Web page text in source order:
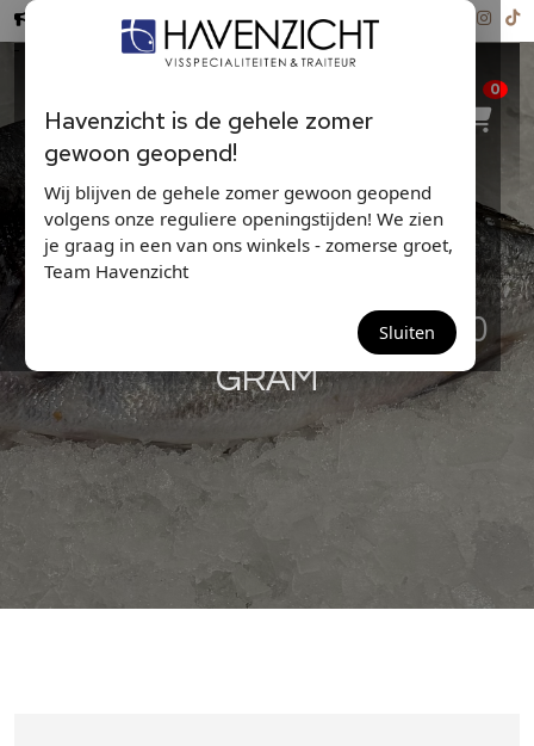
Havenzicht is de gehele zomer
gewoon geopend!
Wij blijven de gehele zomer gewoon geopend
volgens onze reguliere openingstijden! We zien
je graag in een van ons winkels - zomerse groet,
Team Havenzicht
Sluiten
Hollandse Nieuwe ...
0
DORADE(FILETS) 800-1000
GRAM